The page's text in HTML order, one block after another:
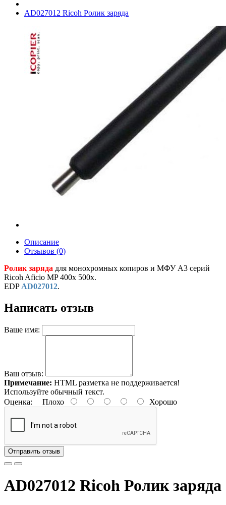
AD027012 Ricoh Ролик заряда
Описание
Отзывов (0)
Ролик заряда для монохромных копиров и МФУ A3 серий
Ricoh Aficio MP 400x 500x.
EDP AD027012.
Написать отзыв
Ваше имя:
Ваш отзыв:
Примечание: HTML разметка не поддерживается!
Используйте обычный текст.
Оценка: Плохо Хорошо
Отправить отзыв
AD027012 Ricoh Ролик заряда